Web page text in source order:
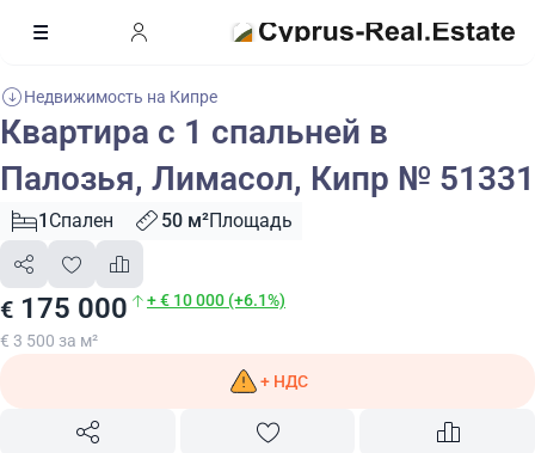
Недвижимость на Кипре
Квартира с 1 спальней в
Палозья, Лимасол, Кипр № 51331
1 Спален 50 м²Площадь
€ 175 000 + € 10 000 (+6.1%)
€ 3 500 за м²
+ НДС